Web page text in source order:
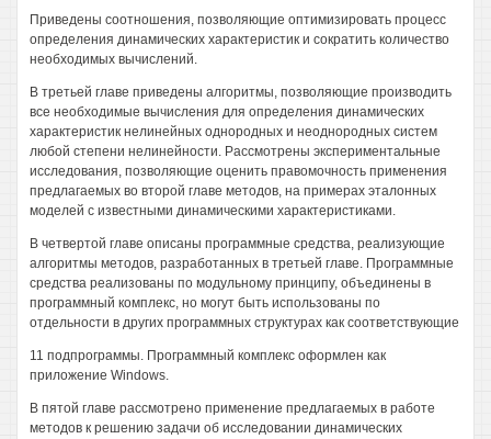
Приведены соотношения, позволяющие оптимизировать процесс
определения динамических характеристик и сократить количество
необходимых вычислений.
В третьей главе приведены алгоритмы, позволяющие производить
все необходимые вычисления для определения динамических
характеристик нелинейных однородных и неоднородных систем
любой степени нелинейности. Рассмотрены экспериментальные
исследования, позволяющие оценить правомочность применения
предлагаемых во второй главе методов, на примерах эталонных
моделей с известными динамическими характеристиками.
В четвертой главе описаны программные средства, реализующие
алгоритмы методов, разработанных в третьей главе. Программные
средства реализованы по модульному принципу, объединены в
программный комплекс, но могут быть использованы по
отдельности в других программных структурах как соответствующие
11 подпрограммы. Программный комплекс оформлен как
приложение Windows.
В пятой главе рассмотрено применение предлагаемых в работе
методов к решению задачи об исследовании динамических